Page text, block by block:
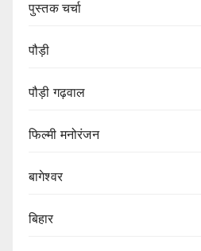
पुस्तक चर्चा
पौड़ी
पौड़ी गढ़वाल
फिल्मी मनोरंजन
बागेश्वर
बिहार